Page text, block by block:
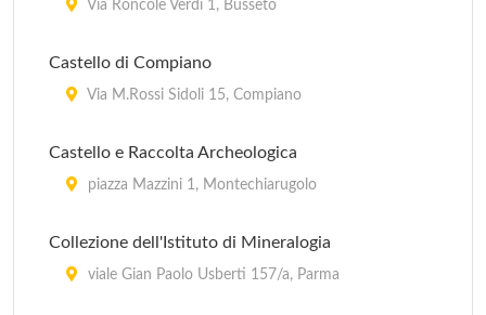
Via Roncole Verdi 1, Busseto
Castello di Compiano
Via M.Rossi Sidoli 15, Compiano
Castello e Raccolta Archeologica
piazza Mazzini 1, Montechiarugolo
Collezione dell'Istituto di Mineralogia
viale Gian Paolo Usberti 157/a, Parma